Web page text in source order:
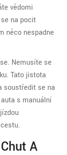
vědomi
na pocit
něco nespadne
Nemusíte se
Tato jistota
soustředit se na
s manuální
A